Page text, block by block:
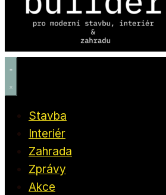
Stavba
Interiér
Zahrada
Zprávy
Akce